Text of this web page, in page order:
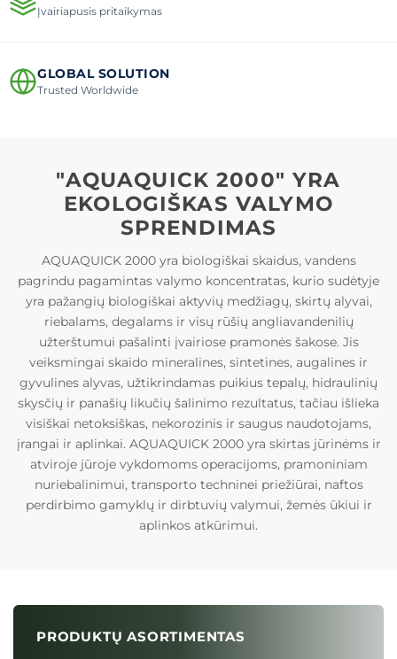
Įvairiapusis pritaikymas
GLOBAL SOLUTION
Trusted Worldwide
"AQUAQUICK 2000" YRA
EKOLOGIŠKAS VALYMO
SPRENDIMAS
AQUAQUICK 2000 yra biologiškai skaidus, vandens
pagrindu pagamintas valymo koncentratas, kurio sudėtyje
yra pažangių biologiškai aktyvių medžiagų, skirtų alyvai,
riebalams, degalams ir visų rūšių angliavandenilių
užterštumui pašalinti įvairiose pramonės šakose. Jis
veiksmingai skaido mineralines, sintetines, augalines ir
gyvulines alyvas, užtikrindamas puikius tepalų, hidraulinių
skysčių ir panašių likučių šalinimo rezultatus, tačiau išlieka
visiškai netoksiškas, nekorozinis ir saugus naudotojams,
įrangai ir aplinkai. AQUAQUICK 2000 yra skirtas jūrinėms ir
atviroje jūroje vykdomoms operacijoms, pramoniniam
nuriebalinimui, transporto techninei priežiūrai, naftos
perdirbimo gamyklų ir dirbtuvių valymui, žemės ūkiui ir
aplinkos atkūrimui.
PRODUKTŲ ASORTIMENTAS